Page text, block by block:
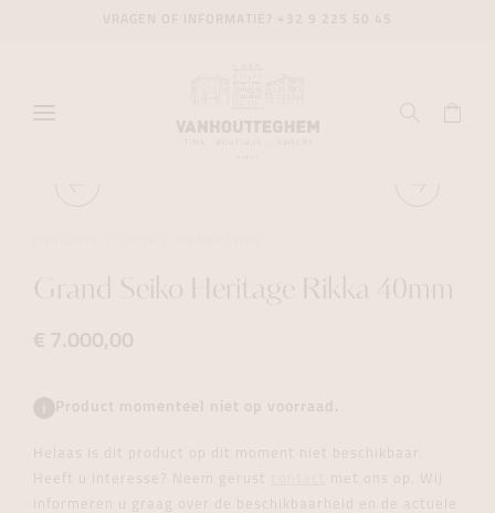
Grand Seiko Heritage Rikka 40mm
€ 7.000,00
Product momenteel niet op voorraad.
Helaas is dit product op dit moment niet beschikbaar.
Heeft u interesse? Neem gerust
met ons op. Wij
informeren u graag over de beschikbaarheid en de actuele